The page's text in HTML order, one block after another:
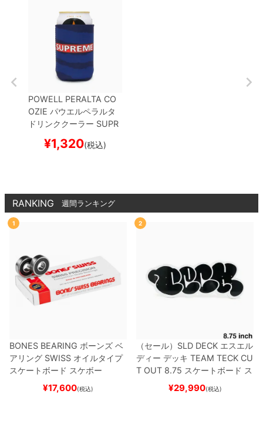
POWELL PERALTA CO
OZIE パウエルペラルタ
ドリンククーラー SUPR
スケートボード スケ
¥1,320(税込)
RANKING 週間ランキング
1
BONES BEARING ボーンズ ベ
アリング SWISS オイルタイプ
スケートボード スケボー
¥17,600(税込)
2
（セール） SLD DECK エスエル
ディー デッキ TEAM TECK CU
T OUT 8.75 スケートボード ス
¥29,990(税込)